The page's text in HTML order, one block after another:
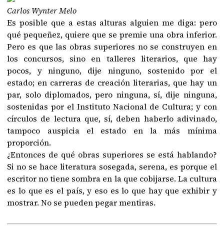
Carlos Wynter Melo
Es posible que a estas alturas alguien me diga: pero
qué pequeñez, quiere que se premie una obra inferior.
Pero es que las obras superiores no se construyen en
los concursos, sino en talleres literarios, que hay
pocos, y ninguno, dije ninguno, sostenido por el
estado; en carreras de creación literarias, que hay un
par, solo diplomados, pero ninguna, sí, dije ninguna,
sostenidas por el Instituto Nacional de Cultura; y con
círculos de lectura que, sí, deben haberlo adivinado,
tampoco auspicia el estado en la más mínima
proporción.
¿Entonces de qué obras superiores se está hablando?
Si no se hace literatura sosegada, serena, es porque el
escritor no tiene sombra en la que cobijarse. La cultura
es lo que es el país, y eso es lo que hay que exhibir y
mostrar. No se pueden pegar mentiras.